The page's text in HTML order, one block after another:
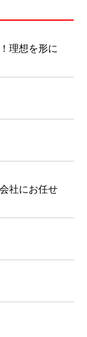
理想を形に
社にお任せ